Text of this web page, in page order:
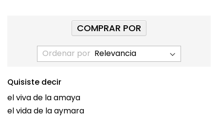
Ordenar por
Quisiste decir
el viva de la amaya
el vida de la aymara
COMPRAR POR